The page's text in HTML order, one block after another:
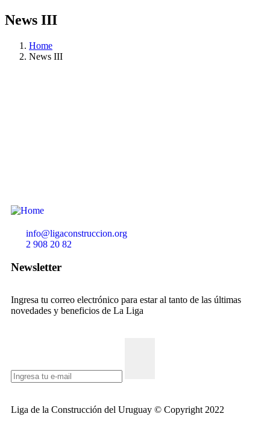
News III
Home
News III
info@ligaconstruccion.org
2 908 20 82
Newsletter
Ingresa tu correo electrónico para estar al tanto de las últimas
novedades y beneficios de La Liga
Liga de la Construcción del Uruguay © Copyright 2022